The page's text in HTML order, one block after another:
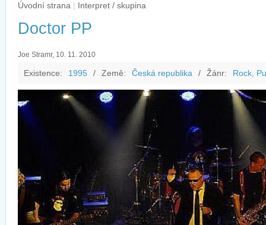
Úvodní strana | Interpret / skupina
Doctor PP
Joe Stramr, 10. 11. 2010
Existence: 1995 / Země: Česká republika / Žánr: Rock,